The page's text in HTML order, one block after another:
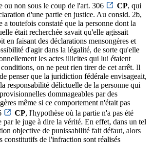
ou non sous le coup de l'art. 306
CP, qui
d'une partie en justice. Au consid. 2b,
toutefois constaté que la personne dont la
était recherchée savait qu'elle agissait
en faisant des déclarations mensongères et
d'agir dans la légalité, de sorte qu'elle
les actes illicites qui lui étaient
on ne peut rien tirer de cet arrêt. Il
penser que la juridiction fédérale envisageait,
responsabilité délictuelle de la personne qui
dommageables par des
même si ce comportement n'était pas
CP, l'hypothèse où la partie n'a pas été
par le juge à dire la vérité. En effet, dans un tel
objective de punissabilité fait défaut, alors
constitutifs de l'infraction sont réalisés